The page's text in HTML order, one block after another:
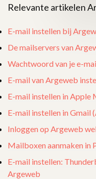
Relevante artikelen
E-mail instellen bij
De mailservers van
Wachtwoord van je e-
E-mail van Argeweb
E-mail instellen in Apple
E-mail instellen in
Inloggen op Argeweb
Mailboxen aanmaken in
E-mail instellen:
Argeweb